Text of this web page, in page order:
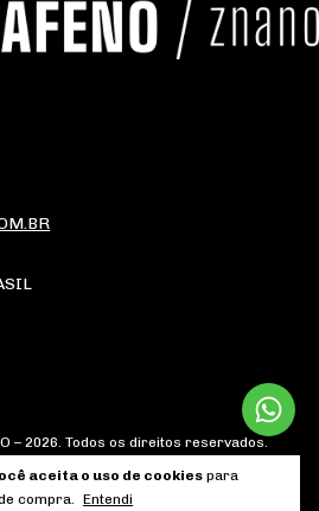
aceita o uso de cookies para
compra. Entendi